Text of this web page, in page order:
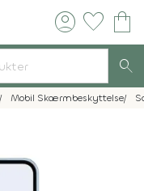
account_circle favorite shopping_bag
search
Mobil Skærmbeskyttelse